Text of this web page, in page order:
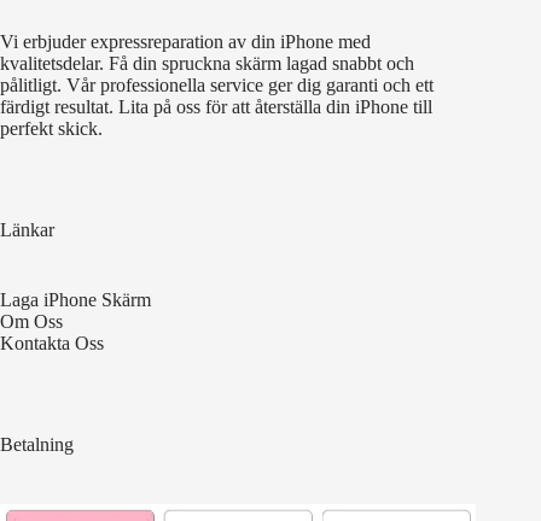
Vi erbjuder expressreparation av din iPhone med
kvalitetsdelar. Få din spruckna skärm lagad snabbt och
pålitligt. Vår professionella service ger dig garanti och ett
färdigt resultat. Lita på oss för att återställa din iPhone till
perfekt skick.
Länkar
Laga iPhone Skärm
Om Oss
Kontakta Oss
Betalning